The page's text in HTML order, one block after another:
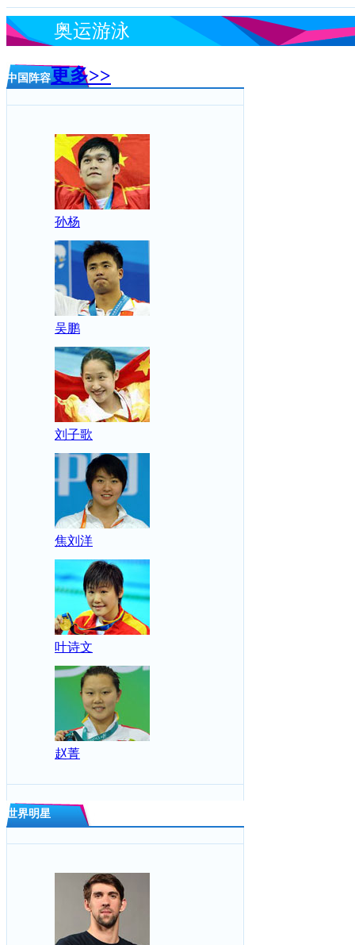
奥运游泳
中国阵容更多>>
孙杨
吴鹏
刘子歌
焦刘洋
叶诗文
赵菁
世界明星